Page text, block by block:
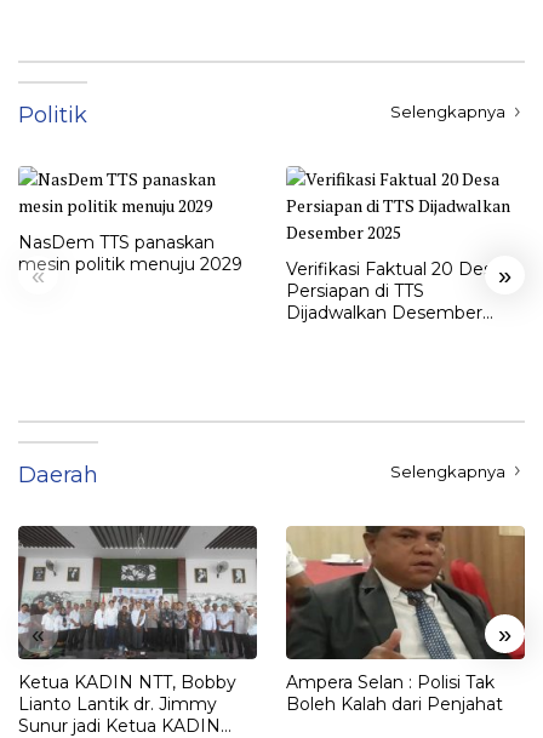
Politik Selengkapnya
« »
NasDem TTS panaskan
mesin politik menuju 2029
Verifikasi Faktual 20 Desa
Persiapan di TTS
Dijadwalkan Desember
Daerah Selengkapnya
« »
Ketua KADIN NTT, Bobby
Lianto Lantik dr. Jimmy
Sunur jadi Ketua KADIN
Ampera Selan : Polisi Tak
Boleh Kalah dari Penjahat